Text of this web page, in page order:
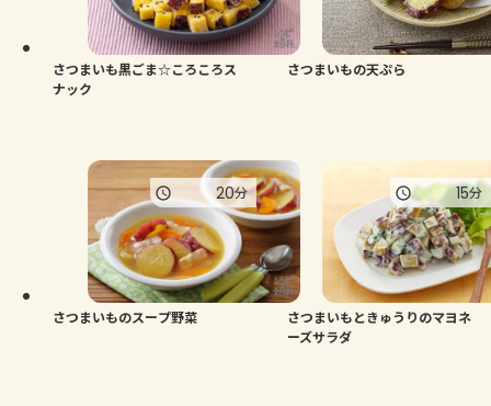
お買い物
さつまいも黒ごま☆ころころス
ナック
さつまいもの天ぷら
さつまいものスープ野菜
20分
さつまいもときゅうりのマヨネ
ーズサラダ
15分